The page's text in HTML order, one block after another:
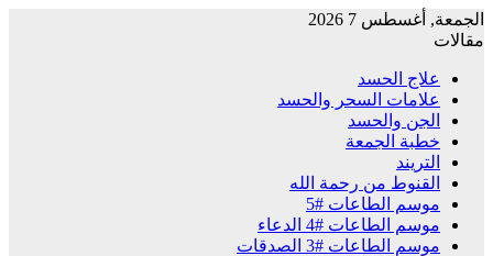
الجمعة, أغسطس 7 2026
مقالات
علاج الحسد
علامات السحر والحسد
الجن والحسد
خطبة الجمعة
التريند
القنوط من رحمة الله
موسم الطاعات #5
موسم الطاعات #4 الدعاء
موسم الطاعات #3 الصدقات